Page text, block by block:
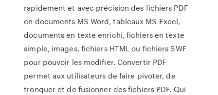
rapidement et avec précision des fichiers PDF
en documents MS Word, tableaux MS Excel,
documents en texte enrichi, fichiers en texte
simple, images, fichiers HTML ou fichiers SWF
pour pouvoir les modifier. Convertir PDF
permet aux utilisateurs de faire pivoter, de
tronquer et de fusionner des fichiers PDF. Qui